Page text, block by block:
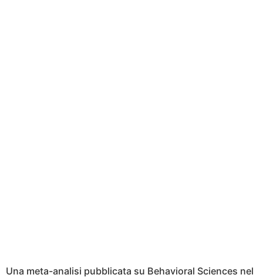
Una meta-analisi pubblicata su Behavioral Sciences nel